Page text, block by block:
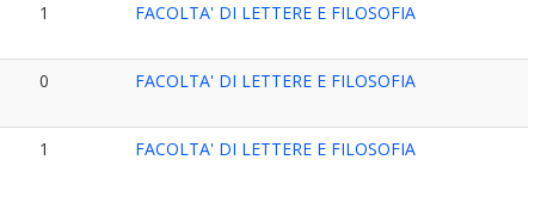
1 FACOLTA' DI LETTERE E FILOSOFIA
0 FACOLTA' DI LETTERE E FILOSOFIA
1 FACOLTA' DI LETTERE E FILOSOFIA